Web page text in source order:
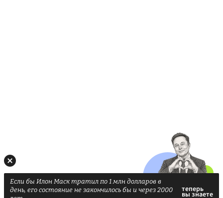
Если бы Илон Маск тратил по 1 млн долларов в
день, его состояние не закончилось бы и через 2000